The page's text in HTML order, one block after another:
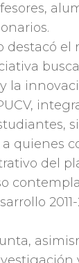
destacó el
la
quienes
del